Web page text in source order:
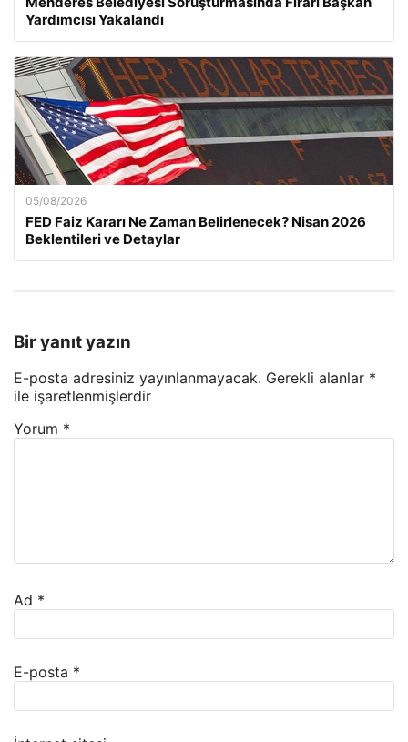
Yardımcısı Yakalandı
05/08/2026
FED Faiz Kararı Ne Zaman Belirlenecek? Nisan 2026
Beklentileri ve Detaylar
Bir yanıt yazın
E-posta adresiniz yayınlanmayacak. Gerekli alanlar *
ile işaretlenmişlerdir
Yorum *
Ad *
E-posta *